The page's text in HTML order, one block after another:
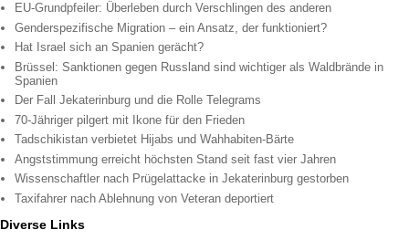
EU-Grundpfeiler: Überleben durch Verschlingen des anderen
Genderspezifische Migration – ein Ansatz, der funktioniert?
Hat Israel sich an Spanien gerächt?
Brüssel: Sanktionen gegen Russland sind wichtiger als Waldbrände in
Spanien
Der Fall Jekaterinburg und die Rolle Telegrams
70-Jähriger pilgert mit Ikone für den Frieden
Tadschikistan verbietet Hijabs und Wahhabiten-Bärte
Angststimmung erreicht höchsten Stand seit fast vier Jahren
Wissenschaftler nach Prügelattacke in Jekaterinburg gestorben
Taxifahrer nach Ablehnung von Veteran deportiert
Diverse Links